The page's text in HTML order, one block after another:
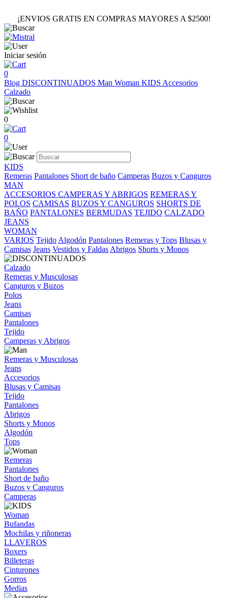
¡ENVIOS GRATIS EN COMPRAS MAYORES A $2500!
Iniciar sesión
0
Blog DISCONTINUADOS Man Woman KIDS Accesorios
Calzado
0
0
KIDS
Remeras Pantalones Short de baño Camperas Buzos y Canguros
MAN
ACCESORIOS CAMPERAS Y ABRIGOS REMERAS Y
POLOS CAMISAS BUZOS Y CANGUROS SHORTS DE
BAÑO PANTALONES BERMUDAS TEJIDO CALZADO
JEANS
WOMAN
VARIOS Tejido Algodón Pantalones Remeras y Tops Blusas y
Camisas Jeans Vestidos y Faldas Abrigos Shorts y Monos
Calzado
Remeras y Musculosas
Canguros y Buzos
Polos
Jeans
Camisas
Pantalones
Tejido
Camperas y Abrigos
Remeras y Musculosas
Jeans
Accesorios
Blusas y Camisas
Tejido
Pantalones
Abrigos
Shorts y Monos
Algodón
Tops
Remeras
Pantalones
Short de baño
Buzos y Canguros
Camperas
Woman
Bufandas
Mochilas y riñoneras
LLAVEROS
Boxers
Billeteras
Cinturones
Gorros
Medias